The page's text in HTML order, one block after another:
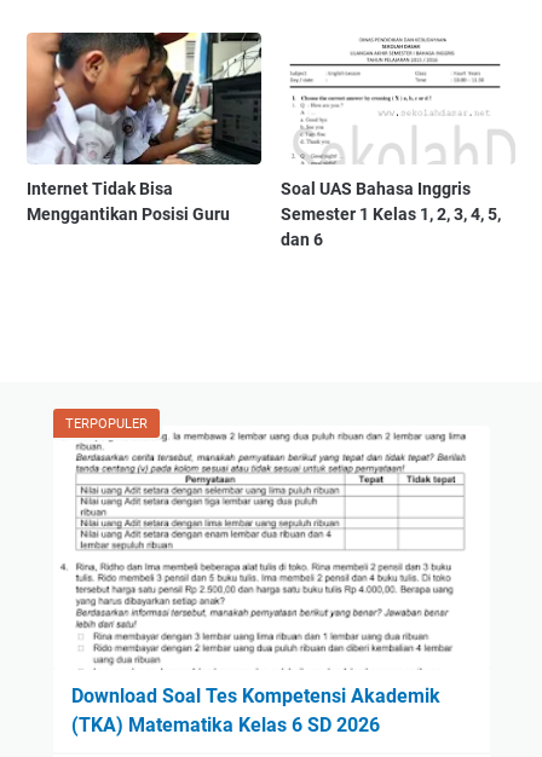
Internet Tidak Bisa
Menggantikan Posisi Guru
Soal UAS Bahasa Inggris
Semester 1 Kelas 1, 2, 3, 4, 5,
dan 6
TERPOPULER
Download Soal Tes Kompetensi Akademik
(TKA) Matematika Kelas 6 SD 2026